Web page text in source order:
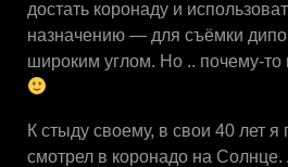
достать коронаду и
назначению — для съёмки
широким углом. Но .. почему-то
К стыду своему, в свои 40 лет я
смотрел в коронадо на Солнце.